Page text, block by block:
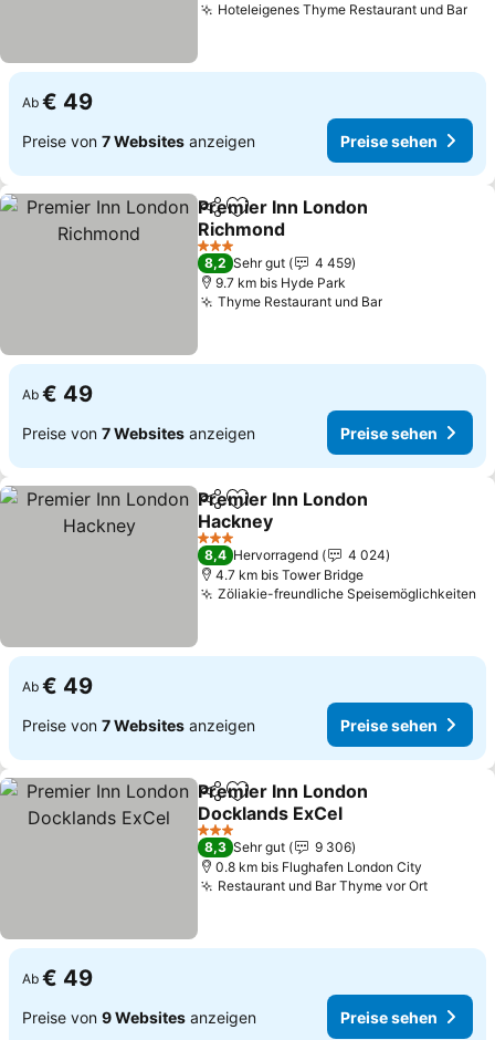
Hoteleigenes Thyme Restaurant und Bar
Ab € 49
Preise von 7 Websites anzeigen Preise sehen
TeilenZu Favoriten hinzufügen
Premier Inn London
Richmond
Preise sehen
3 Sterne
8,2 Sehr gut
4 459
9.7 km bis Hyde Park
Thyme Restaurant und BarPreise sehen
Ab € 49
Preise von 7 Websites anzeigen Preise sehen
TeilenZu Favoriten hinzufügen
Premier Inn London
Hackney
Preise sehen
3 Sterne
8,4 Hervorragend
4 024
4.7 km bis Tower Bridge
Zöliakie-freundliche Speisemöglichkeiten
Ab € 49
Preise von 7 Websites anzeigen Preise sehen
TeilenZu Favoriten hinzufügen
Premier Inn London
Docklands ExCel
Preise sehen
3 Sterne
8,3 Sehr gut
9 306
0.8 km bis Flughafen London City
Restaurant und Bar Thyme vor OrtPreise
Ab € 49
Preise von 9 Websites anzeigen Preise sehen